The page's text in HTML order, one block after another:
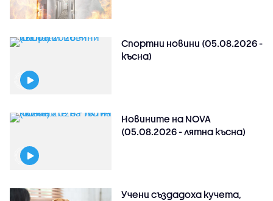
Спортни новини (05.08.2026 -
късна)
Новините на NOVA
(05.08.2026 - лятна късна)
Учени създадоха кучета,